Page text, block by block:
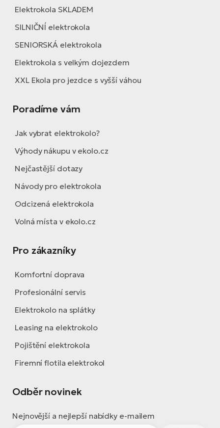
Elektrokola SKLADEM
SILNIČNÍ elektrokola
SENIORSKÁ elektrokola
Elektrokola s velkým dojezdem
XXL Ekola pro jezdce s vyšší váhou
Poradíme vám
Jak vybrat elektrokolo?
Výhody nákupu v ekolo.cz
Nejčastější dotazy
Návody pro elektrokola
Odcizená elektrokola
Volná místa v ekolo.cz
Pro zákazníky
Komfortní doprava
Profesionální servis
Elektrokolo na splátky
Leasing na elektrokolo
Pojištění elektrokola
Firemní flotila elektrokol
Odběr novinek
Nejnovější a nejlepší nabídky e-mailem